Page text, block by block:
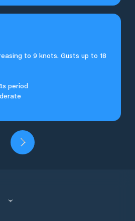
to 9 knots. Gusts up to 18
period